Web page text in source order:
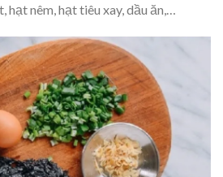
hạt nêm, hạt tiêu xay, dầu ăn,…